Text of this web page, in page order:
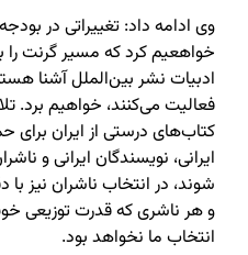
وی ادامه داد: تغییراتی در
خواهعیم کرد که مسیر گرنت
ادبیات نشر بین‌الملل آشنا
فعالیت می‌کنند‌، خواهیم برد.
کتاب‌های درستی از ایران برای
ایرانی‌، نویسندگان ایرانی و
شوند،‌ در انتخاب ناشران نیز
و هر ناشری که قدرت توزیعی
انتخاب ما نخواهد بود.